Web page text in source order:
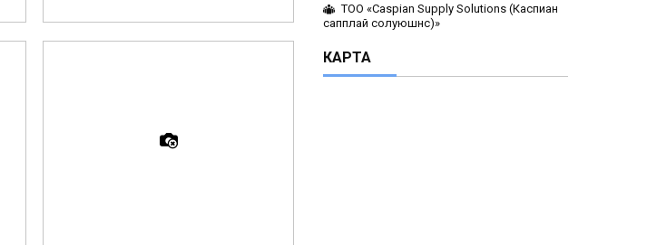
ТОО «Caspian Supply Solutions (Каспиан
сапплай солуюшнс)»
КАРТА